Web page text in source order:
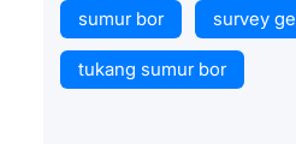
sumur bor survey
tukang sumur bor